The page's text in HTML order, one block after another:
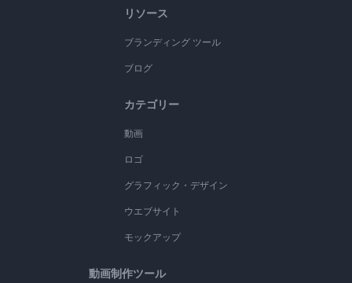
リソース
ブランディング ツール
ブログ
カテゴリー
動画
ロゴ
グラフィック・デザイン
ウエブサイト
モックアップ
動画制作ツール